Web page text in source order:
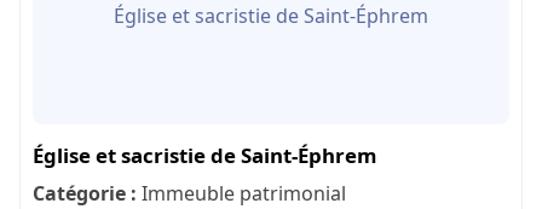
Église et sacristie de Saint-Éphrem
Église et sacristie de Saint-Éphrem
Catégorie : Immeuble patrimonial